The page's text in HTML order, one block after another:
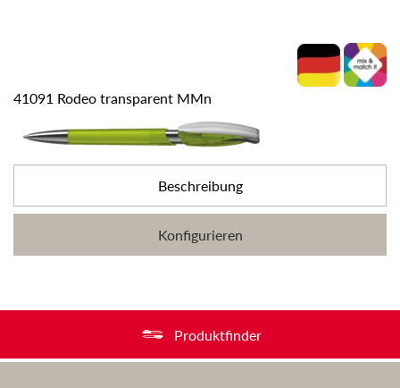
41091 Rodeo transparent MMn
Beschreibung
Konfigurieren
Produktfinder